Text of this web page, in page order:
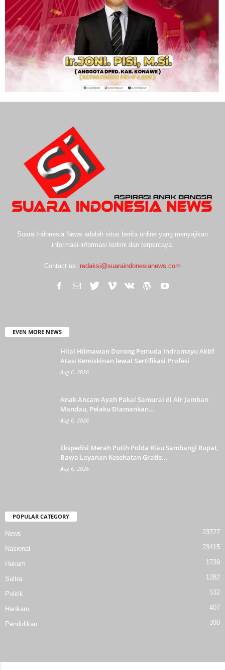
Suara Indonesia News adalah situs berita online yang menyajikan
informasi-informasi terkini dan terpercaya.
Contact us: redaksi@suaraindonesianews.com
EVEN MORE NEWS
Hilal Hilmawan Dorong Pemuda Indramayu Aktif
Atasi Kemiskinan lewat Sertifikasi Profesi
Aug 6, 2026
Anak Ancam Ayah Pakai Samurai di Air Jamban
Mandau, Pelaku Diamankan...
Aug 6, 2026
Ekspedisi Merah Putih Polda Riau Sambangi Rupat,
Bawa Layanan Kesehatan Gratis...
Aug 6, 2026
POPULAR CATEGORY
News 23727
Nasional 23415
Hukum 1739
Sultra 1282
Politik 532
Hankam 407
Pendidikan 390